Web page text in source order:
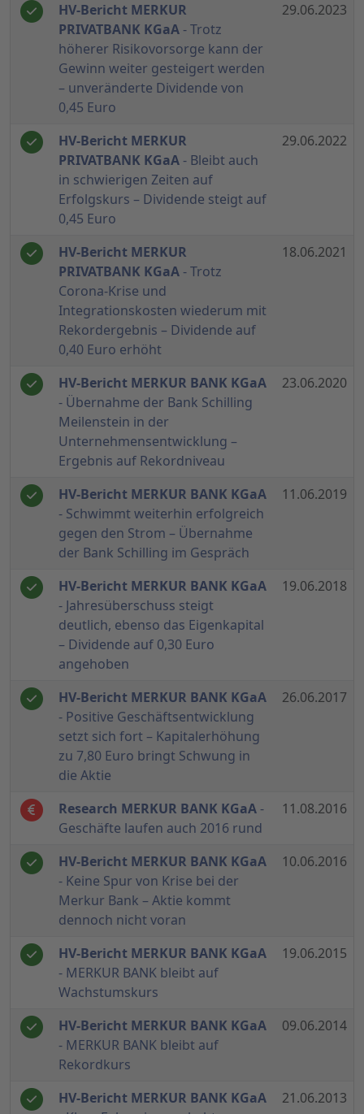
HV-Bericht MERKUR
PRIVATBANK KGaA - Trotz
höherer Risikovorsorge kann der
Gewinn weiter gesteigert werden
– unveränderte Dividende von
0,45 Euro
29.06.2023
HV-Bericht MERKUR
PRIVATBANK KGaA- Bleibt auch
in schwierigen Zeiten auf
Erfolgskurs – Dividende steigt auf
0,45 Euro
29.06.2022
HV-Bericht MERKUR
PRIVATBANK KGaA - Trotz
Corona-Krise und
Integrationskosten wiederum mit
Rekordergebnis – Dividende auf
0,40 Euro erhöht
18.06.2021
HV-Bericht MERKUR BANK KGaA
- Übernahme der Bank Schilling
Meilenstein in der
Unternehmensentwicklung –
Ergebnis auf Rekordniveau
23.06.2020
HV-Bericht MERKUR BANK KGaA
- Schwimmt weiterhin erfolgreich
gegen den Strom – Übernahme
der Bank Schilling im Gespräch
11.06.2019
HV-Bericht MERKUR BANK KGaA
- Jahresüberschuss steigt
deutlich, ebenso das Eigenkapital
– Dividende auf 0,30 Euro
angehoben
19.06.2018
HV-Bericht MERKUR BANK KGaA
- Positive Geschäftsentwicklung
setzt sich fort – Kapitalerhöhung
zu 7,80 Euro bringt Schwung in
die Aktie
26.06.2017
Research MERKUR BANK KGaA-
Geschäfte laufen auch 2016 rund
11.08.2016
HV-Bericht MERKUR BANK KGaA
- Keine Spur von Krise bei der
Merkur Bank – Aktie kommt
dennoch nicht voran
10.06.2016
HV-Bericht MERKUR BANK KGaA
- MERKUR BANK bleibt auf
Wachstumskurs
19.06.2015
HV-Bericht MERKUR BANK KGaA
- MERKUR BANK bleibt auf
Rekordkurs
09.06.2014
HV-Bericht MERKUR BANK KGaA
21.06.2013